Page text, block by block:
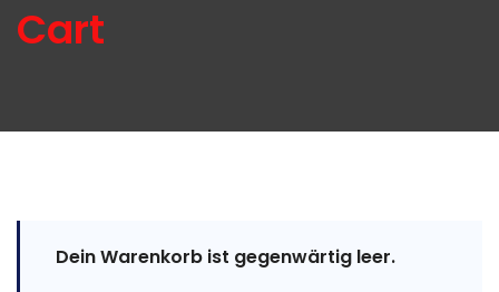
Cart
Dein Warenkorb ist gegenwärtig leer.